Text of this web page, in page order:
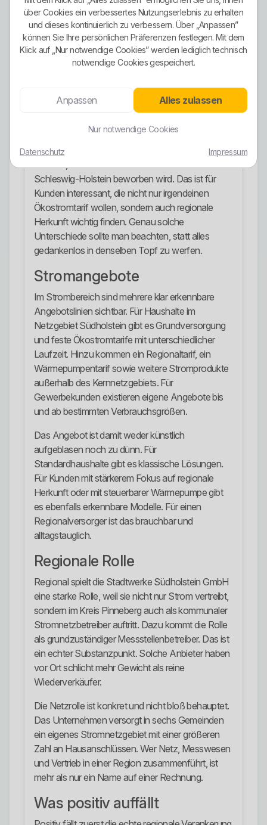
Ökostrom-Ausrichtung
Die Ökostrom-Ausrichtung ist ein klarer Pluspunkt.
Stadtwerke Südholstein kommuniziert offen, dass
auf 100 Prozent Ökostrom umgestellt wurde und
gewonnen wird. Das ist kein grünes
Nebenprodukt, sondern ein zentraler Bestandteil
des Stromauftritts.
Zusätzlich gibt es mit ÖkoStrom regional ein
Produkt, das ausdrücklich mit 100 Prozent aus
Schleswig-Holstein beworben wird. Das ist für
Kunden interessant, die nicht nur irgendeinen
Ökostromtarif wollen, sondern auch regionale
Herkunft wichtig finden. Genau solche
Unterschiede sollte man beachten, statt alles
gedankenlos in denselben Topf zu werfen.
Stromangebote
Im Strombereich sind mehrere klar erkennbare
Angebotslinien sichtbar. Für Haushalte im
Netzgebiet Südholstein gibt es Grundversorgung
und feste Ökostromtarife mit unterschiedlicher
Laufzeit. Hinzu kommen ein Regionaltarif, ein
Wärmepumpentarif sowie weitere Stromprodukte
außerhalb des Kernnetzgebiets. Für
Gewerbekunden existieren eigene Angebote bis
und ab bestimmten Verbrauchsgrößen.
Das Angebot ist damit weder künstlich
aufgeblasen noch zu dünn. Für
Standardhaushalte gibt es klassische Lösungen.
Für Kunden mit stärkerem Fokus auf regionale
Herkunft oder mit steuerbarer Wärmepumpe gibt
es ebenfalls erkennbare Modelle. Für einen
Regionalversorger ist das brauchbar und
alltagstauglich.
Regionale Rolle
Regional spielt die Stadtwerke Südholstein GmbH
eine starke Rolle, weil sie nicht nur Strom vertreibt,
sondern im Kreis Pinneberg auch als kommunaler
Stromnetzbetreiber auftritt. Dazu kommt die Rolle
als grundzuständiger Messstellenbetreiber. Das ist
ein echter Substanzpunkt. Solche Anbieter haben
vor Ort schlicht mehr Gewicht als reine
Wiederverkäufer.
Die Netzrolle ist konkret und nicht bloß behauptet.
Das Unternehmen versorgt in sechs Gemeinden
ein eigenes Stromnetzgebiet mit einer größeren
Zahl an Hausanschlüssen. Wer Netz, Messwesen
und Vertrieb in einer Region zusammenführt, ist
mehr als nur ein Name auf einer Rechnung.
Was positiv auffällt
über Cookies ein verbessertes Nutzungserlebnis zu erhalten
und dieses kontinuierlich zu verbessern. Über „Anpassen”
können Sie Ihre persönlichen Präferenzen festlegen. Mit dem
Klick auf „Nur notwendige Cookies” werden lediglich technisch
notwendige Cookies gespeichert.
Anpassen Alles zulassen
Nur notwendige Cookies
Datenschutz Impressum